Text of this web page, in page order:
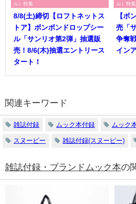
ル）特集
8/8(土)締切【ロフトネットス
トア】ボンボンドロップシー
ル「サンリオ第2弾」抽選販
売！8/6(木)抽選エントリース
タート！
ル）特集
【ボ
売「
争奪
イン
関連キーワード
雑誌付録 ムック本付録 ムック
スヌーピー 雑誌付録(スヌーピー)
雑誌付録・ブランドムック本の